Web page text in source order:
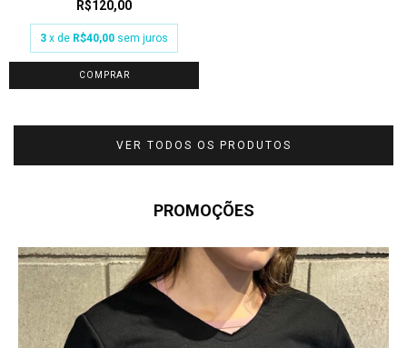
R$120,00
3 x de R$40,00 sem juros
COMPRAR
VER TODOS OS PRODUTOS
PROMOÇÕES